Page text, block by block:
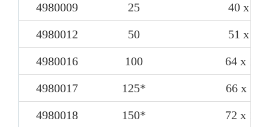
4980009 25 40 x 75
4980012 50 51 x 90
4980016 100 64 x 105
4980017 125* 66 x 110
4980018 150* 72 x 124